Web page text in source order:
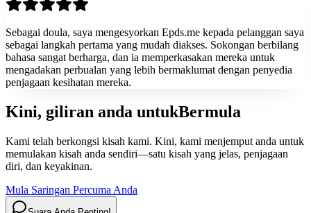
Sebagai doula, saya mengesyorkan Epds.me kepada pelanggan saya
sebagai langkah pertama yang mudah diakses. Sokongan berbilang
bahasa sangat berharga, dan ia memperkasakan mereka untuk
mengadakan perbualan yang lebih bermaklumat dengan penyedia
penjagaan kesihatan mereka.
Kini, giliran anda untukBermula
Kami telah berkongsi kisah kami. Kini, kami menjemput anda untuk
memulakan kisah anda sendiri—satu kisah yang jelas, penjagaan
diri, dan keyakinan.
Mula Saringan Percuma Anda